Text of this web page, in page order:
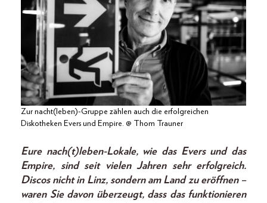
Zur nacht(leben)-Gruppe zählen auch die erfolgreichen
Diskotheken Evers und Empire. @ Thom Trauner
Eure nach(t)leben-Lokale, wie das Evers und das
Empire, sind seit vielen Jahren sehr erfolgreich.
Discos nicht in Linz, sondern am Land zu eröffnen –
waren Sie davon überzeugt, dass das funktionieren